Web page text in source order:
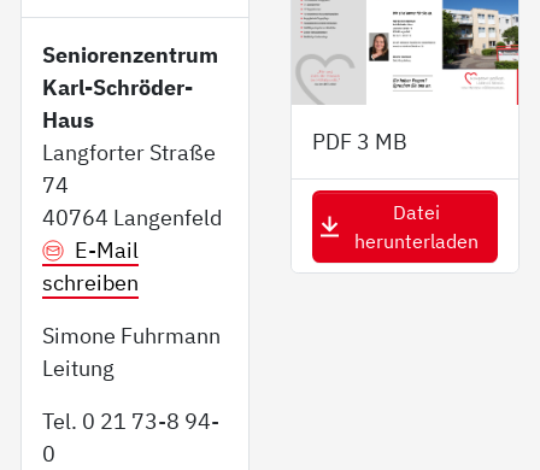
Seniorenzentrum
Karl-Schröder-
Haus
Langforter Straße
74
40764 Langenfeld
E-Mail
schreiben
Simone Fuhrmann
Leitung
Tel. 0 21 73-8 94-
0
PDF 3 MB
Datei
herunterladen